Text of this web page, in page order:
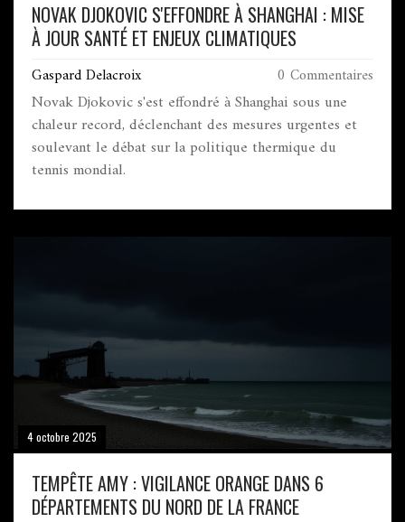
NOVAK DJOKOVIC S'EFFONDRE À SHANGHAI : MISE
À JOUR SANTÉ ET ENJEUX CLIMATIQUES
Gaspard Delacroix 0 Commentaires
Novak Djokovic s'est effondré à Shanghai sous une
chaleur record, déclenchant des mesures urgentes et
soulevant le débat sur la politique thermique du
tennis mondial.
4 octobre 2025
TEMPÊTE AMY : VIGILANCE ORANGE DANS 6
DÉPARTEMENTS DU NORD DE LA FRANCE